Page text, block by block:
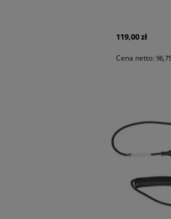
119,00 zł
Cena netto: